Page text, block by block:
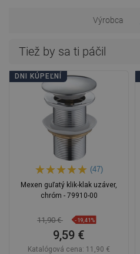
Výrobca
Tiež by sa ti páčil
DNI KÚPEĽNÍ
(47)
Mexen guľatý klik-klak uzáver,
chróm - 79910-00
11,90 € -19,41%
9,59 €
Katalógová cena: 11,90 €